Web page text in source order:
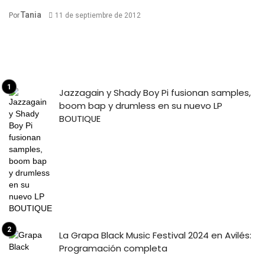
PorTania 11 de septiembre de 2012
Jazzagain y Shady Boy Pi fusionan samples,
boom bap y drumless en su nuevo LP
BOUTIQUE
La Grapa Black Music Festival 2024 en Avilés:
Programación completa